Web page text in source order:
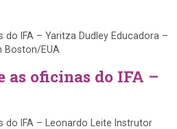
IFA – Yaritza Dudley Educadora –
Boston/EUA
as oficinas do IFA –
do IFA – Leonardo Leite Instrutor